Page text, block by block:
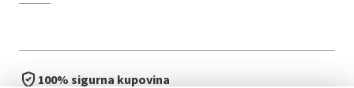
100% sigurna kupovina